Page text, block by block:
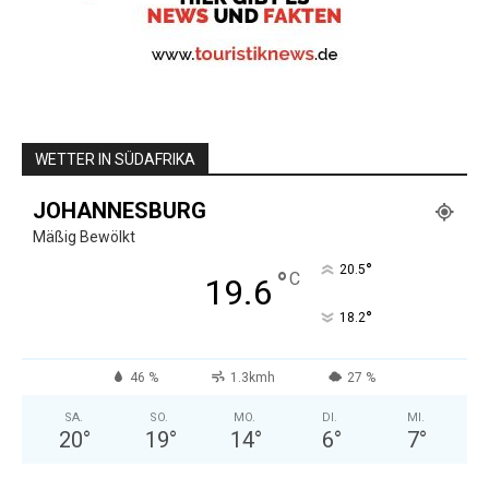
WETTER IN SÜDAFRIKA
JOHANNESBURG
Mäßig Bewölkt
19.6 °C 20.5°
18.2°
46 % 1.3kmh 27 %
SA.
20°
SO.
19°
MO.
14°
DI.
6°
MI.
7°